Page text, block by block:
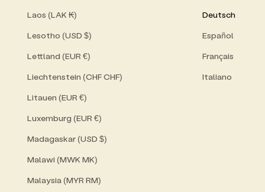
Laos (LAK ₭)
Lesotho (USD $)
Lettland (EUR €)
Liechtenstein (CHF CHF)
Litauen (EUR €)
Luxemburg (EUR €)
Madagaskar (USD $)
Malawi (MWK MK)
Malaysia (MYR RM)
Deutsch
Español
Français
Italiano